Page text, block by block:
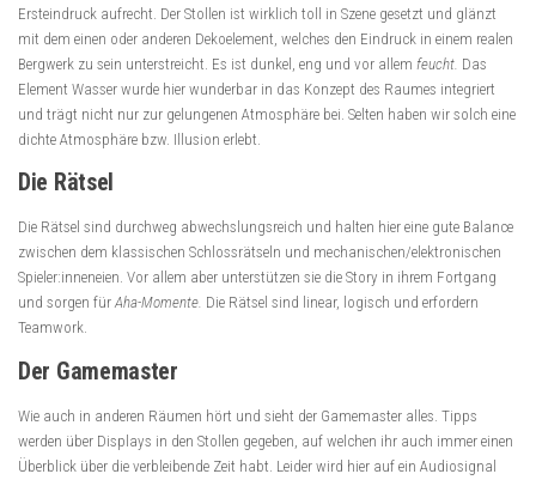
Ersteindruck aufrecht. Der Stollen ist wirklich toll in Szene gesetzt und glänzt
mit dem einen oder anderen Dekoelement, welches den Eindruck in einem realen
Bergwerk zu sein unterstreicht. Es ist dunkel, eng und vor allem feucht. Das
Element Wasser wurde hier wunderbar in das Konzept des Raumes integriert
und trägt nicht nur zur gelungenen Atmosphäre bei. Selten haben wir solch eine
dichte Atmosphäre bzw. Illusion erlebt.
Die Rätsel
Die Rätsel sind durchweg abwechslungsreich und halten hier eine gute Balance
zwischen dem klassischen Schlossrätseln und mechanischen/elektronischen
Spieler:inneneien. Vor allem aber unterstützen sie die Story in ihrem Fortgang
und sorgen fürAha-Momente. Die Rätsel sind linear, logisch und erfordern
Teamwork.
Der Gamemaster
Wie auch in anderen Räumen hört und sieht der Gamemaster alles. Tipps
werden über Displays in den Stollen gegeben, auf welchen ihr auch immer einen
Überblick über die verbleibende Zeit habt. Leider wird hier auf ein Audiosignal